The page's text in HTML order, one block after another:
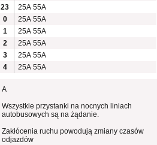
23
25A 55A
0
25A 55A
1
25A 55A
2
25A 55A
3
25A 55A
4
25A 55A
A
Wszystkie przystanki na nocnych liniach
autobusowych są na żądanie.
Zakłócenia ruchu powodują zmiany czasów
odjazdów